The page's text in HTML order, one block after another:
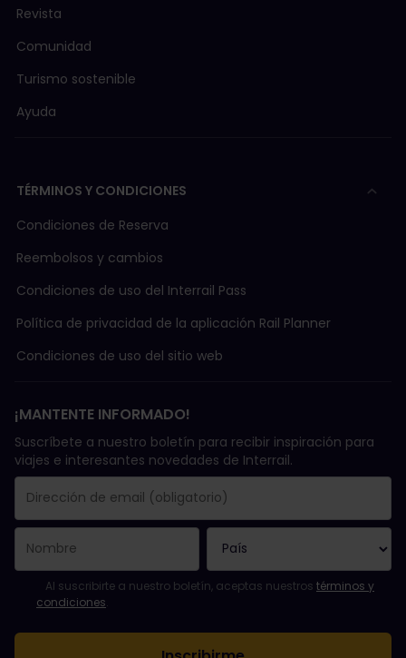
Revista
Comunidad
Turismo sostenible
Ayuda
TÉRMINOS Y CONDICIONES
Condiciones de Reserva
Reembolsos y cambios
Condiciones de uso del Interrail Pass
Política de privacidad de la aplicación Rail Planner
Condiciones de uso del sitio web
¡MANTENTE INFORMADO!
Suscríbete a nuestro boletín para recibir inspiración para
viajes e interesantes novedades de Interrail.
El campo de dirección de email es obligatorio.
La dirección de email no es válida.
Ha habido un fallo al suscribirte al boletín. Vuelve a intentarlo
¡Ya te has suscrito a este boletín!
Acepta los términos y condiciones para suscribirte al boletín
Al suscribirte a nuestro boletín, aceptas nuestros términos y
condiciones.